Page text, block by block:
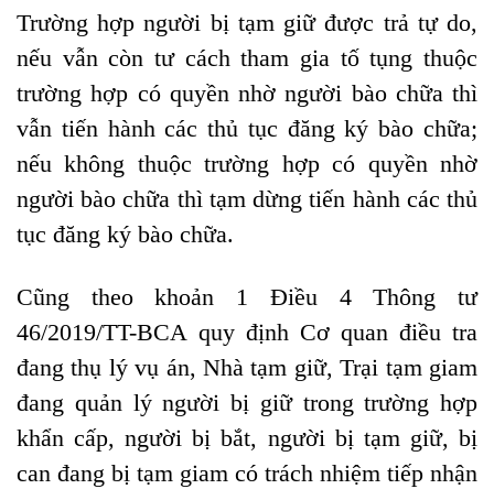
Trường hợp người bị tạm giữ được trả tự do,
nếu vẫn còn tư cách tham gia tố tụng thuộc
trường hợp có quyền nhờ người bào chữa thì
vẫn tiến hành các thủ tục đăng ký bào chữa;
nếu không thuộc trường hợp có quyền nhờ
người bào chữa thì tạm dừng tiến hành các thủ
tục đăng ký bào chữa.
Cũng theokhoản 1 Điều 4 Thông tư
46/2019/TT-BCA quy định Cơ quan điều tra
đang thụ lý vụ án, Nhà tạm giữ, Trại tạm giam
đang quản lý người bị giữ trong trường hợp
khẩn cấp, người bị bắt, người bị tạm giữ, bị
can đang bị tạm giam có trách nhiệm tiếp nhận